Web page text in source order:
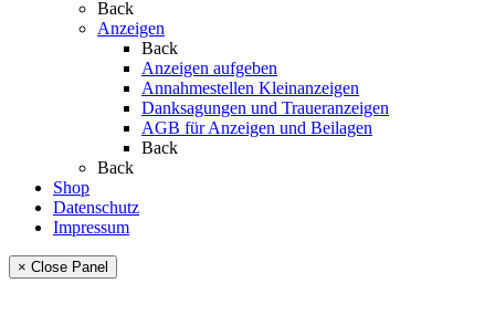
Back
Anzeigen
Back
Anzeigen aufgeben
Annahmestellen Kleinanzeigen
Danksagungen und Traueranzeigen
AGB für Anzeigen und Beilagen
Back
Back
Shop
Datenschutz
Impressum
× Close Panel